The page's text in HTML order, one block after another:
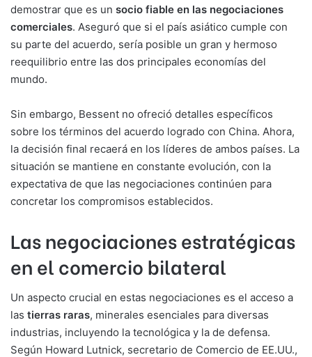
demostrar que es un socio fiable en las negociaciones
comerciales. Aseguró que si el país asiático cumple con
su parte del acuerdo, sería posible un gran y hermoso
reequilibrio entre las dos principales economías del
mundo.
Sin embargo, Bessent no ofreció detalles específicos
sobre los términos del acuerdo logrado con China. Ahora,
la decisión final recaerá en los líderes de ambos países. La
situación se mantiene en constante evolución, con la
expectativa de que las negociaciones continúen para
concretar los compromisos establecidos.
Las negociaciones estratégicas
en el comercio bilateral
Un aspecto crucial en estas negociaciones es el acceso a
las tierras raras, minerales esenciales para diversas
industrias, incluyendo la tecnológica y la de defensa.
Según Howard Lutnick, secretario de Comercio de EE.UU.,